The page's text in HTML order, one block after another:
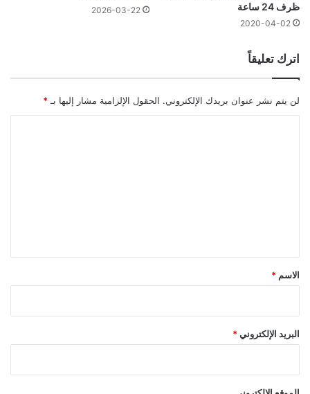
ظرف 24 ساعة
2020-04-02
2026-03-22
اترك تعليقاً
لن يتم نشر عنوان بريدك الإلكتروني. الحقول الإلزامية مشار إليها بـ *
*
الاسم *
البريد الإلكتروني *